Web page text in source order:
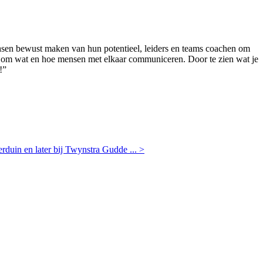
bewust maken van hun potentieel, leiders en teams coachen om
wat en hoe mensen met elkaar communiceren. Door te zien wat je
en later bij Twynstra Gudde ... >